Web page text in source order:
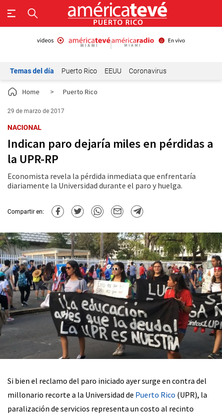
Temas del día Puerto Rico EEUU Coronavirus
Home > Puerto Rico
29 de marzo de 2017
NACIONAL
Indican paro dejaría miles en pérdidas a
la UPR-RP
Economista revela la pérdida inmediata que enfrentaría
diariamente la Universidad durante el paro y huelga.
Compartir en:
Si bien el reclamo del paro iniciado ayer surge en contra del
millonario recorte a la Universidad de Puerto Rico (UPR), la
paralización de servicios representa un costo al recinto